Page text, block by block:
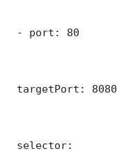
- port: 80
targetPort: 8080
selector: